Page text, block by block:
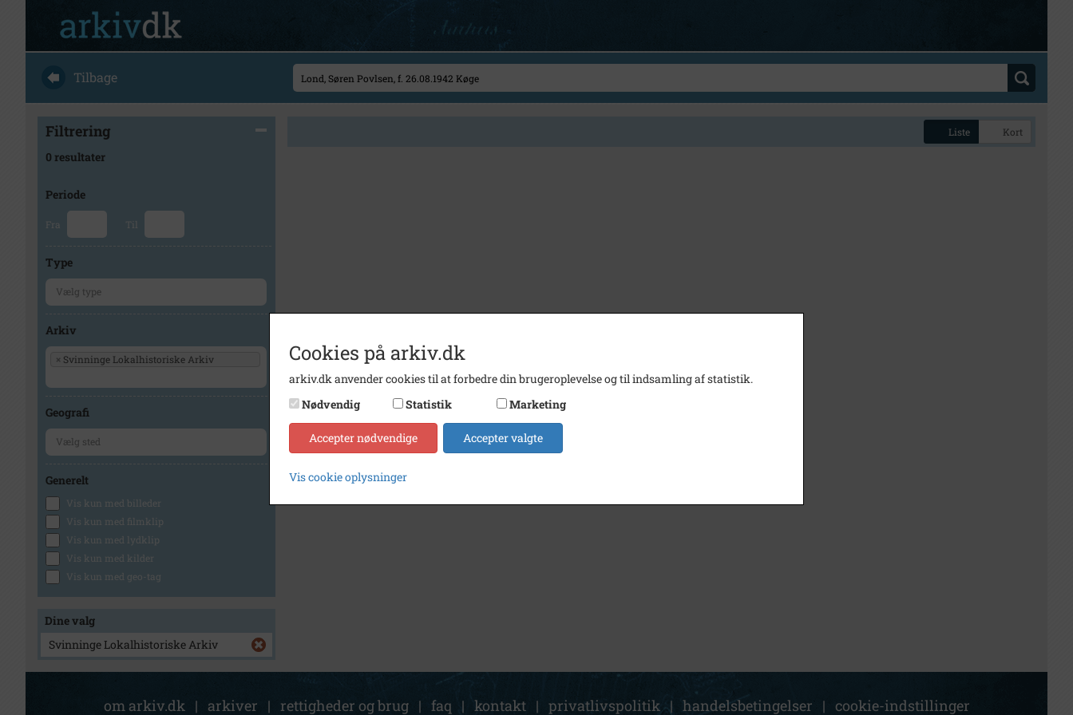
Tilbage
Filtrering
0 resultater
Periode
Fra Til
Type
Arkiv
× Svinninge Lokalhistoriske Arkiv
Geografi
Generelt
Vis kun med billeder
Vis kun med filmklip
Vis kun med lydklip
Vis kun med kilder
Vis kun med geo-tag
Dine valg
Svinninge Lokalhistoriske Arkiv
Liste Kort
om arkiv.dk | arkiver | rettigheder og brug | faq | kontakt | privatlivspolitik | handelsbetingelser | cookie-indstillinger
Cookies på arkiv.dk
arkiv.dk anvender cookies til at forbedre din brugeroplevelse og til indsamling af statistik.
Nødvendig
Statistik Marketing
Accepter nødvendige Accepter valgte
Vis cookie oplysninger